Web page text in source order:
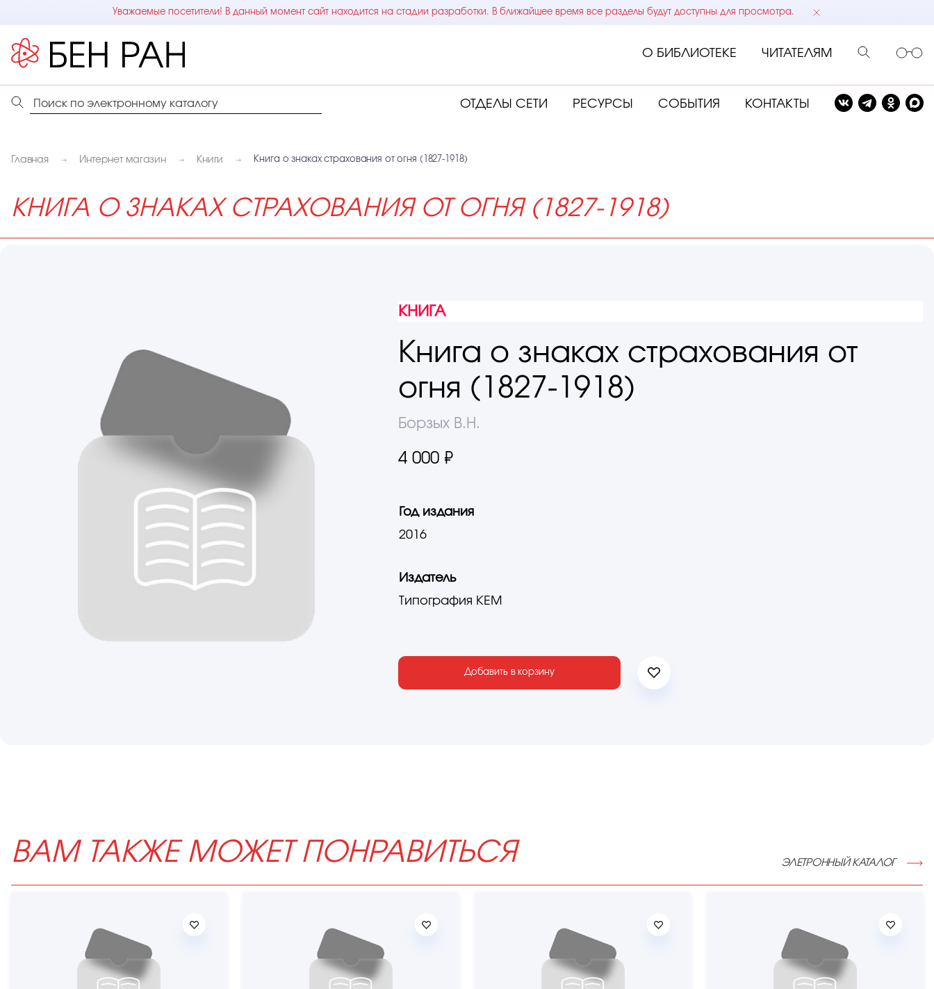
Уважаемые посетители! В данный момент сайт находится на стадии разработки. В ближайшее время все разделы будут доступны для просмотра.
О БИБЛИОТЕКЕ ЧИТАТЕЛЯМ
ОТДЕЛЫ СЕТИ РЕСУРСЫ СОБЫТИЯ КОНТАКТЫ
Главная Интернет магазин Книги Книга о знаках страхования от огня (1827-1918)
КНИГА О ЗНАКАХ СТРАХОВАНИЯ ОТ ОГНЯ (1827-1918)
КНИГА
Книга о знаках страхования от
огня (1827-1918)
Борзых В.Н.
4 000 ₽
Год издания
2016
Издатель
Типография КЕМ
Добавить в корзину
ВАМ ТАКЖЕ МОЖЕТ ПОНРАВИТЬСЯ ЭЛЕТРОННЫЙ КАТАЛОГ